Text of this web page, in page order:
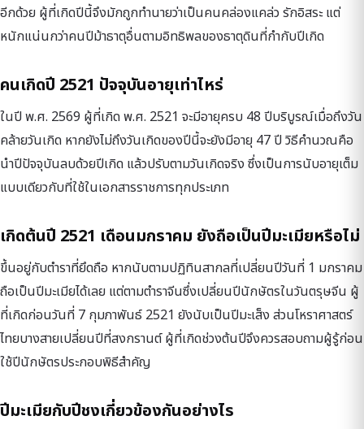
อีกด้วย ผู้ที่เกิดปีนี้จึงมักถูกทำนายว่าเป็นคนคล่องแคล่ว รักอิสระ แต่
หนักแน่นกว่าคนปีม้าธาตุอื่นตามอิทธิพลของธาตุดินที่กำกับปีเกิด
คนเกิดปี 2521 ปัจจุบันอายุเท่าไหร่
ในปี พ.ศ. 2569 ผู้ที่เกิด พ.ศ. 2521 จะมีอายุครบ 48 ปีบริบูรณ์เมื่อถึงวัน
คล้ายวันเกิด หากยังไม่ถึงวันเกิดของปีนี้จะยังมีอายุ 47 ปี วิธีคำนวณคือ
นำปีปัจจุบันลบด้วยปีเกิด แล้วปรับตามวันเกิดจริง ซึ่งเป็นการนับอายุเต็ม
แบบเดียวกับที่ใช้ในเอกสารราชการทุกประเภท
เกิดต้นปี 2521 เดือนมกราคม ยังถือเป็นปีมะเมียหรือไม่
ขึ้นอยู่กับตำราที่ยึดถือ หากนับตามปฏิทินสากลที่เปลี่ยนปีวันที่ 1 มกราคม
ถือเป็นปีมะเมียได้เลย แต่ตามตำราจีนซึ่งเปลี่ยนปีนักษัตรในวันตรุษจีน ผู้
ที่เกิดก่อนวันที่ 7 กุมภาพันธ์ 2521 ยังนับเป็นปีมะเส็ง ส่วนโหราศาสตร์
ไทยบางสายเปลี่ยนปีที่สงกรานต์ ผู้ที่เกิดช่วงต้นปีจึงควรสอบถามผู้รู้ก่อน
ใช้ปีนักษัตรประกอบพิธีสำคัญ
ปีมะเมียกับปีชงเกี่ยวข้องกันอย่างไร